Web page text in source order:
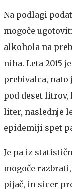
Na podlagi
mogoče
alkohola na
niha. Leta 2015
prebivalca, nato
pod deset litrov,
liter, naslednje
epidemiji spet
Je pa iz
mogoče
pijač, in sicer